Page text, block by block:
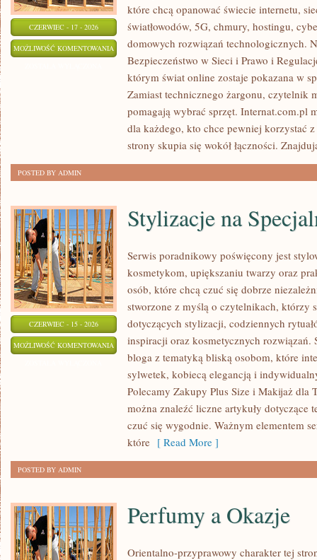
CZERWIEC - 17 - 2026
MOŻLIWOŚĆ KOMENTOWANIA INTERNET
RADIOWY
SATELITARNY
które chcą opanować świecie internetu,
światłowodów, 5G, chmury, hostingu,
domowych rozwiązań technologicznych.
Bezpieczeństwo w Sieci i Prawo i
którym świat online zostaje pokazana w
Zamiast technicznego żargonu, czytelnik
pomagają wybrać sprzęt. Internat.com.pl
dla każdego, kto chce pewniej korzystać
strony skupia się wokół łączności.
POSTED BY ADMIN
CZERWIEC - 15 - 2026
MOŻLIWOŚĆ KOMENTOWANIA STYLIZACJE
SPECJALNE
OKAZJE
Stylizacje na
Serwis poradnikowy poświęcony jest
kosmetykom, upiększaniu twarzy oraz
osób, które chcą czuć się dobrze
stworzone z myślą o czytelnikach, którzy
dotyczących stylizacji, codziennych
inspiracji oraz kosmetycznych rozwiązań.
bloga z tematyką bliską osobom, które
sylwetek, kobiecą elegancją i
Polecamy Zakupy Plus Size i Makijaż dla
można znaleźć liczne artykuły dotyczące
czuć się wygodnie. Ważnym elementem
które [ Read More ]
POSTED BY ADMIN
Perfumy a Okazje
Orientalno-przyprawowy charakter tej